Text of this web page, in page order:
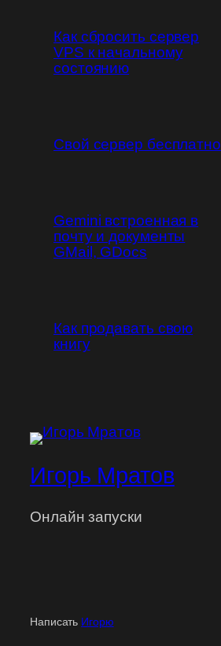
Как сбросить сервер
VPS к начальному
состоянию
Свой сервер бесплатно
Gemini встроенная в
почту и документы
GMail, GDocs
Как продавать свою
книгу
Игорь Мратов
Онлайн запуски
Написать Игорю